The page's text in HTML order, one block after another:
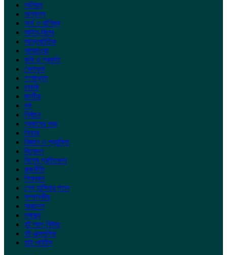
অনিয়ম
অন্যান্য
অর্থ ও বাণিজ্য
আইন-বিচার
আন্তর্জাতিক
আবহাওয়া
কৃষি ও প্রকৃতি
খেলাধুলা
গণমাধ্যম
চাকরি
জাতীয়
ধর্ম
নির্বাচন
প্রবাসের খবর
ফিচার
বিজ্ঞান ও প্রযুক্তি
বিনোদন
বিশেষ প্রতিবেদন
রাজনীতি
শিক্ষাঙ্গন
শেখ হাসিনার পতন
সম্পাদকীয়
সারাদেশ
স্বাস্থ্য
হট আপ নিউজ
হট এক্সলুসিভ
হাই লাইটস